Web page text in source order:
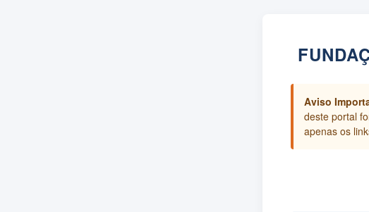
Aviso
deste portal
apenas os